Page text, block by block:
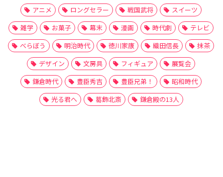
アニメ
ロングセラー 戦国武将
スイーツ
雑学
お菓子 幕末 漫画 時代劇
テレビ
べらぼう
明治時代 徳川家康 織田信長
抹茶
デザイン
文房具 フィギュア
展覧会
鎌倉時代
豊臣秀吉 豊臣兄弟！
昭和時代
光る君へ
葛飾北斎 鎌倉殿の13人